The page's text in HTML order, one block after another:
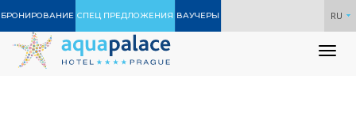
БРОНИРОВАНИЕ СПЕЦ ПРЕДЛОЖЕНИЯ ВАУЧЕРЫ RU